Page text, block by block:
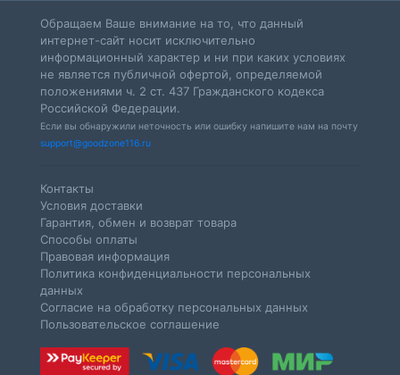
Обращаем Ваше внимание на то, что данный
интернет-сайт носит исключительно
информационный характер и ни при каких условиях
не является публичной офертой, определяемой
положениями ч. 2 ст. 437 Гражданского кодекса
Российской Федерации.
Если вы обнаружили неточность или ошибку напишите нам на почту
support@goodzone116.ru
Контакты
Условия доставки
Гарантия, обмен и возврат товара
Способы оплаты
Правовая информация
Политика конфиденциальности персональных
данных
Согласие на обработку персональных данных
Пользовательское соглашение